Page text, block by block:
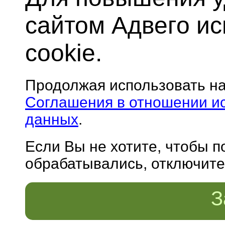
сайтом Адвего
cookie.
Продолжая использовать
Соглашения в отношении
данных.
Если Вы не хотите, чтобы
обрабатывались,